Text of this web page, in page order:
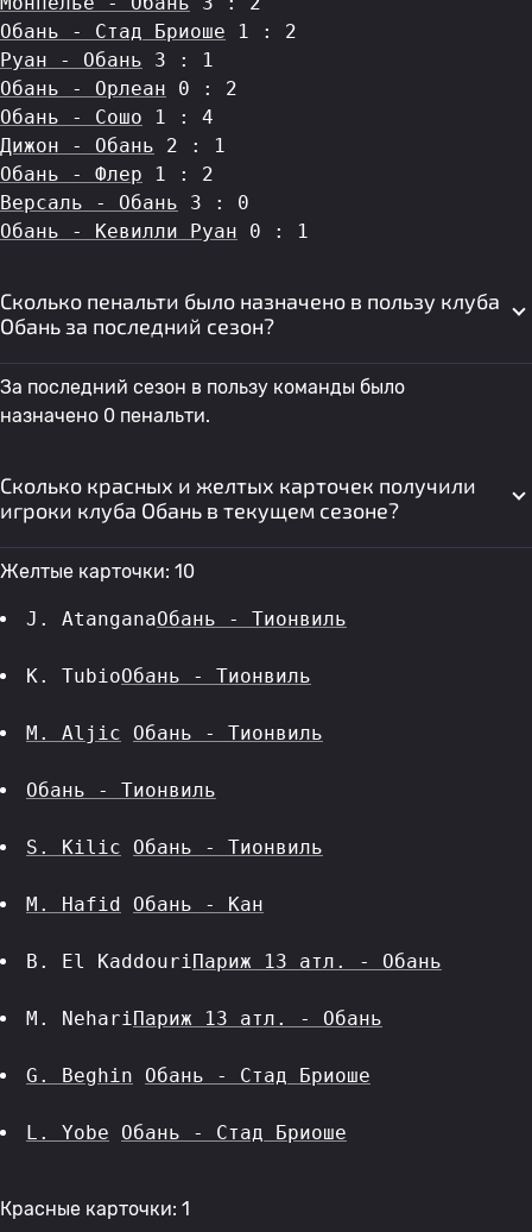
Обань - Стад Бриоше 1 : 2
Руан - Обань 3 : 1
Обань - Орлеан 0 : 2
Обань - Сошо 1 : 4
Дижон - Обань 2 : 1
Обань - Флер 1 : 2
Версаль - Обань 3 : 0
Обань - Кевилли Руан 0 : 1
Сколько пенальти было назначено в пользу клуба
Обань за последний сезон?
За последний сезон в пользу команды было
назначено 0 пенальти.
Сколько красных и желтых карточек получили
игроки клуба Обань в текущем сезоне?
Желтые карточки: 10
J. AtanganaОбань - Тионвиль
K. TubioОбань - Тионвиль
M. Aljic Обань - Тионвиль
Обань - Тионвиль
S. Kilic Обань - Тионвиль
M. Hafid Обань - Кан
B. El KaddouriПариж 13 атл. - Обань
M. NehariПариж 13 атл. - Обань
G. Beghin Обань - Стад Бриоше
L. Yobe Обань - Стад Бриоше
Красные карточки: 1